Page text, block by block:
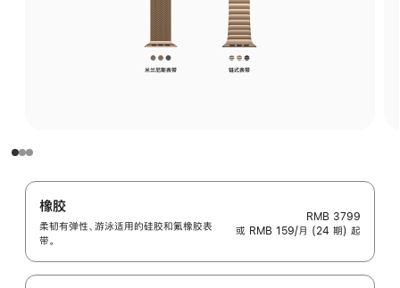
橡胶
柔韧有弹性、游泳适用的硅胶和氟橡胶表
带。
RMB 3799
或 RMB 159/月 (24 期) 起